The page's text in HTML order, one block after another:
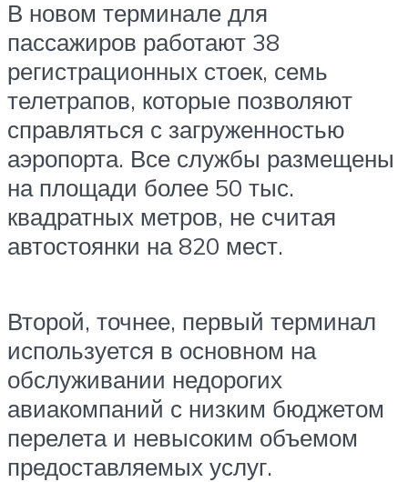
В новом терминале для
пассажиров работают 38
регистрационных стоек, семь
телетрапов, которые позволяют
справляться с загруженностью
аэропорта. Все службы размещены
на площади более 50 тыс.
квадратных метров, не считая
автостоянки на 820 мест.
Второй, точнее, первый терминал
используется в основном на
обслуживании недорогих
авиакомпаний с низким бюджетом
перелета и невысоким объемом
предоставляемых услуг.